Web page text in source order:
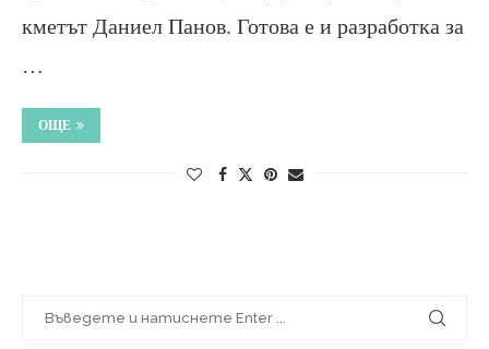
кметът Даниел Панов. Готова е и разработка за
…
ОЩЕ